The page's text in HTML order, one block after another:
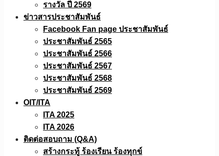
รางวัล ปี 2569
ข่าวสารประชาสัมพันธ์
Facebook Fan page ประชาสัมพันธ์
ประชาสัมพันธ์ 2565
ประชาสัมพันธ์ 2566
ประชาสัมพันธ์ 2567
ประชาสัมพันธ์ 2568
ประชาสัมพันธ์ 2569
OIT/ITA
ITA 2025
ITA 2026
ติดต่อสอบถาม (Q&A)
สร้างกระทู้ ร้องเรียน ร้องทุกข์